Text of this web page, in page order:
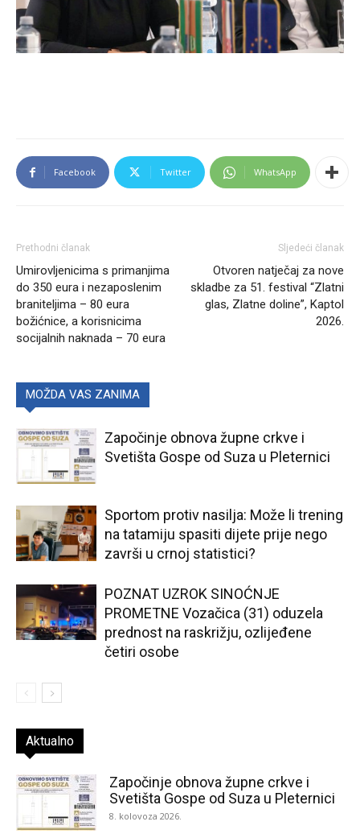
Facebook Twitter WhatsApp
Prethodni članak
Umirovljenicima s primanjima
do 350 eura i nezaposlenim
braniteljima – 80 eura
božićnice, a korisnicima
socijalnih naknada – 70 eura
Sljedeći članak
Otvoren natječaj za nove
skladbe za 51. festival “Zlatni
glas, Zlatne doline”, Kaptol
2026.
MOŽDA VAS ZANIMA
Započinje obnova župne crkve i
Svetišta Gospe od Suza u Pleternici
Sportom protiv nasilja: Može li trening
na tatamiju spasiti dijete prije nego
završi u crnoj statistici?
POZNAT UZROK SINOĆNJE
PROMETNE Vozačica (31) oduzela
prednost na raskrižju, ozlijeđene
četiri osobe
Aktualno
Započinje obnova župne crkve i
Svetišta Gospe od Suza u Pleternici
8. kolovoza 2026.